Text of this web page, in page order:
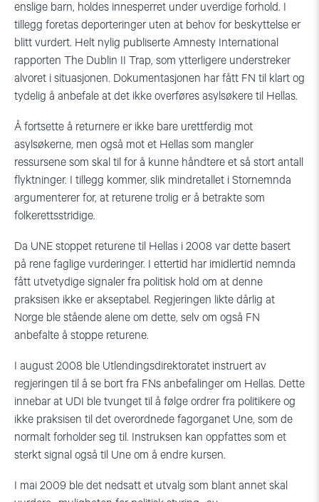
enslige barn, holdes innesperret under uverdige forhold. I
tillegg foretas deporteringer uten at behov for beskyttelse er
blitt vurdert. Helt nylig publiserte Amnesty International
rapporten The Dublin II Trap, som ytterligere understreker
alvoret i situasjonen. Dokumentasjonen har fått FN til klart og
tydelig å anbefale at det ikke overføres asylsøkere til Hellas.
Å fortsette å returnere er ikke bare urettferdig mot
asylsøkerne, men også mot et Hellas som mangler
ressursene som skal til for å kunne håndtere et så stort antall
flyktninger. I tillegg kommer, slik mindretallet i Stornemnda
argumenterer for, at returene trolig er å betrakte som
folkerettsstridige.
Da UNE stoppet returene til Hellas i 2008 var dette basert
på rene faglige vurderinger. I ettertid har imidlertid nemnda
fått utvetydige signaler fra politisk hold om at denne
praksisen ikke er akseptabel. Regjeringen likte dårlig at
Norge ble stående alene om dette, selv om også FN
anbefalte å stoppe returene.
I august 2008 ble Utlendingsdirektoratet instruert av
regjeringen til å se bort fra FNs anbefalinger om Hellas. Dette
innebar at UDI ble tvunget til å følge ordrer fra politikere og
ikke praksisen til det overordnede fagorganet Une, som de
normalt forholder seg til. Instruksen kan oppfattes som et
sterkt signal også til Une om å endre kursen.
I mai 2009 ble det nedsatt et utvalg som blant annet skal